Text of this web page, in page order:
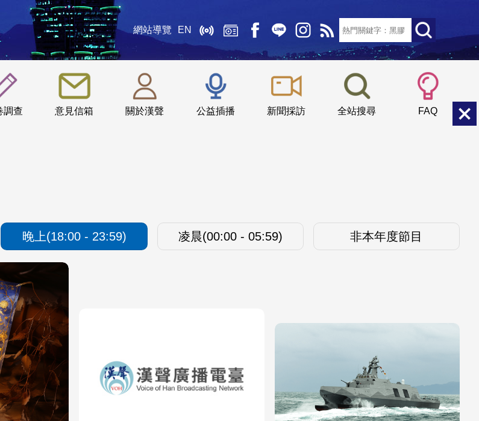
網站導覽 EN
調查 意見信箱 關於漢聲 公益插播 新聞採訪 全站搜尋 FAQ
::: 小 中
晚上(18:00 - 23:59) 凌晨(00:00 - 05:59) 非本年度節目